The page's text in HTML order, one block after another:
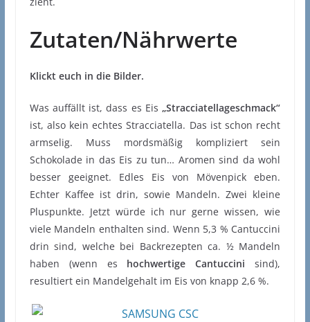
Zutaten/Nährwerte
Klickt euch in die Bilder.
Was auffällt ist, dass es Eis„Stracciatellageschmack“
ist, also kein echtes Stracciatella. Das ist schon recht
armselig. Muss mordsmäßig kompliziert sein
Schokolade in das Eis zu tun… Aromen sind da wohl
besser geeignet. Edles Eis von Mövenpick eben.
Echter Kaffee ist drin, sowie Mandeln. Zwei kleine
Pluspunkte. Jetzt würde ich nur gerne wissen, wie
viele Mandeln enthalten sind. Wenn 5,3 % Cantuccini
drin sind, welche bei Backrezepten ca. ½ Mandeln
haben (wenn es hochwertige Cantuccini sind),
resultiert ein Mandelgehalt im Eis von knapp 2,6 %.